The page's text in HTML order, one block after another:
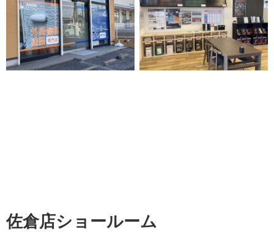
佐倉店ショールーム